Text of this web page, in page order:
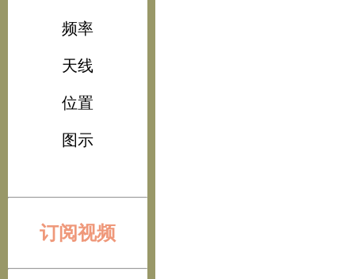
频率
天线
位置
图示
订阅视频